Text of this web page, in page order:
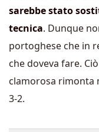
sarebbe stato
tecnica. Dunque
portoghese che in
che doveva fare.
clamorosa rimonta
3-2.